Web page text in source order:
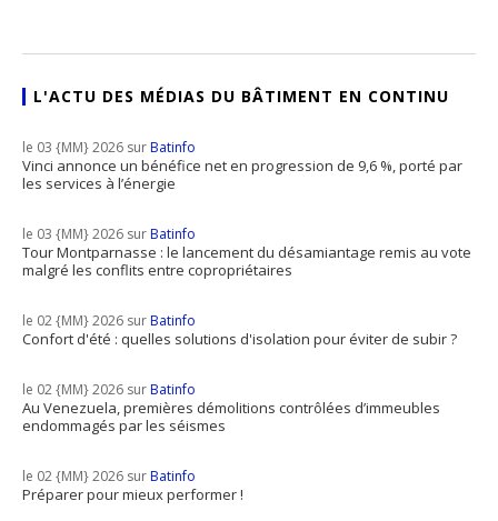
L'ACTU DES MÉDIAS DU BÂTIMENT EN CONTINU
le 03 {MM} 2026 surBatinfo
Vinci annonce un bénéfice net en progression de 9,6 %, porté par
les services à l’énergie
le 03 {MM} 2026 surBatinfo
Tour Montparnasse : le lancement du désamiantage remis au vote
malgré les conflits entre copropriétaires
le 02 {MM} 2026 surBatinfo
Confort d'été : quelles solutions d'isolation pour éviter de subir ?
le 02 {MM} 2026 surBatinfo
Au Venezuela, premières démolitions contrôlées d’immeubles
endommagés par les séismes
le 02 {MM} 2026 surBatinfo
Préparer pour mieux performer !